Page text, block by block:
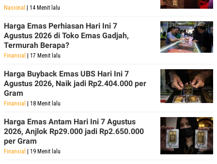
Nasional | 14 Menit lalu
Harga Emas Perhiasan Hari Ini 7
Agustus 2026 di Toko Emas Gadjah,
Termurah Berapa?
Finansial | 17 Menit lalu
Harga Buyback Emas UBS Hari Ini 7
Agustus 2026, Naik jadi Rp2.404.000 per
Gram
Finansial | 18 Menit lalu
Harga Emas Antam Hari Ini 7 Agustus
2026, Anjlok Rp29.000 jadi Rp2.650.000
per Gram
Finansial | 19 Menit lalu